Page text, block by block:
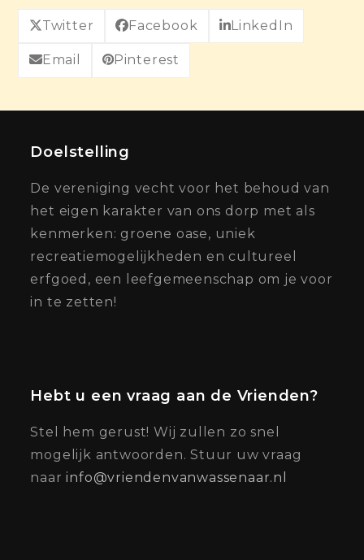
Twitter Facebook LinkedIn
Email Pinterest
Doelstelling
De vereniging vecht voor het behoud van
het eigen karakter van ons dorp met als
kenmerken: groene oase, uniek
recreatiemogelijkheden en cultureel
erfgoed, een leefgemeenschap om je voor
in te zetten!
Hebt u een vraag aan de Vrienden?
Stel hem gerust! Wij zullen zo snel
mogelijk antwoorden. Stuur uw vraag
naarinfo@vriendenvanwassenaar.nl